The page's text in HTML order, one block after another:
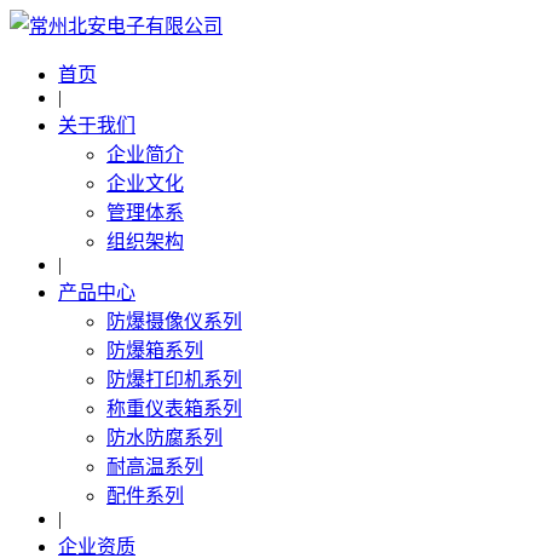
首页
|
关于我们
企业简介
企业文化
管理体系
组织架构
|
产品中心
防爆摄像仪系列
防爆箱系列
防爆打印机系列
称重仪表箱系列
防水防腐系列
耐高温系列
配件系列
|
企业资质